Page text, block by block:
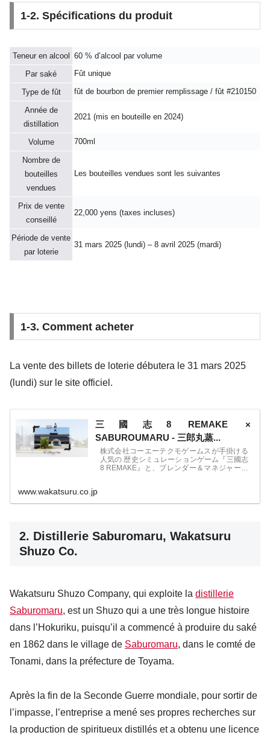
1-2. Spécifications du produit
Teneur en alcool
60 % d’alcool par volume
Par saké
Fût unique
Type de fût fût de bourbon de premier remplissage / fût #210150
Année de
distillation
2021 (mis en bouteille en 2024)
Volume 700ml
Nombre de
bouteilles
vendues
Les bouteilles vendues sont les suivantes
Prix de vente
conseillé
22,000 yens (taxes incluses)
Période de vente
par loterie
31 mars 2025 (lundi) – 8 avril 2025 (mardi)
1-3. Comment acheter
La vente des billets de loterie débutera le 31 mars 2025
(lundi) sur le site officiel.
三國志8 REMAKE ×
SABUROUMARU - 三郎丸蒸...
株式会社コーエーテクモゲームスが手掛ける
人気の 歴史シミュレーションゲーム『三國志
8 REMAKE』と、ブレンダー＆マネジャーで
www.wakatsuru.co.jp
2. Distillerie Saburomaru, Wakatsuru
Shuzo Co.
Wakatsuru Shuzo Company, qui exploite la distillerie
Saburomaru, est un Shuzo qui a une très longue histoire
dans l’Hokuriku, puisqu’il a commencé à produire du saké
en 1862 dans le village de Saburomaru, dans le comté de
Tonami, dans la préfecture de Toyama.
Après la fin de la Seconde Guerre mondiale, pour sortir de
l’impasse, l’entreprise a mené ses propres recherches sur
la production de spiritueux distillés et a obtenu une licence